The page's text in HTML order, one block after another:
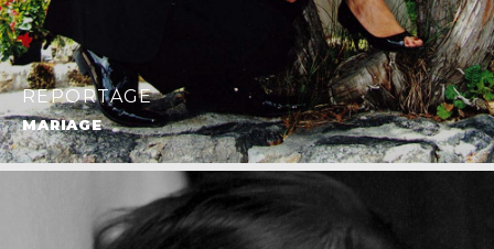
REPORTAGE
MARIAGE